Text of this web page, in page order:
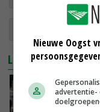
natuurgrond
LEES OOK
Nieuwe Oogst
advertentie-